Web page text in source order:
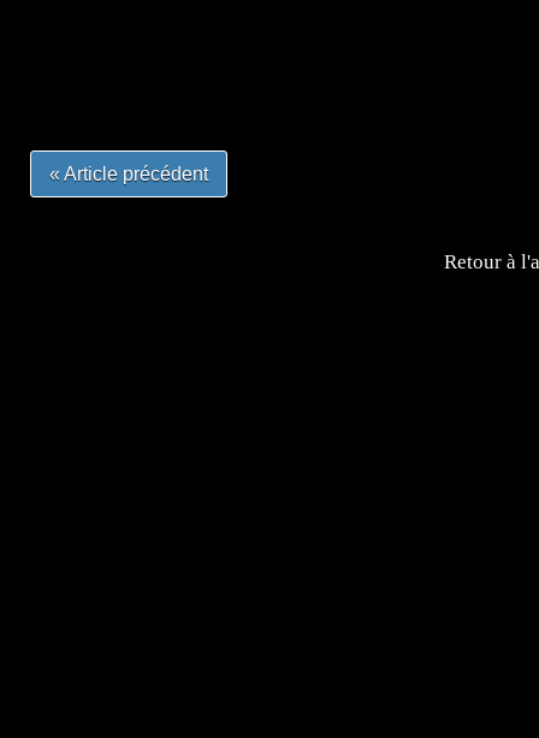
« Article précédent
Retour à